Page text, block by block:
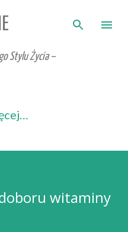
zawartości
Stylu Życia –
witaminy